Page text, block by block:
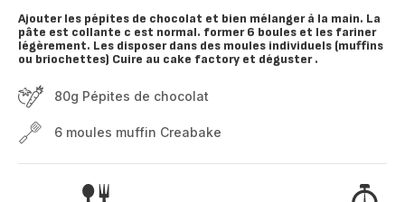
Ajouter les pépites de chocolat et bien mélanger à la main. La
pâte est collante c est normal. former 6 boules et les fariner
légèrement. Les disposer dans des moules individuels (muffins
ou briochettes) Cuire au cake factory et déguster .
80g Pépites de chocolat
6 moules muffin Creabake